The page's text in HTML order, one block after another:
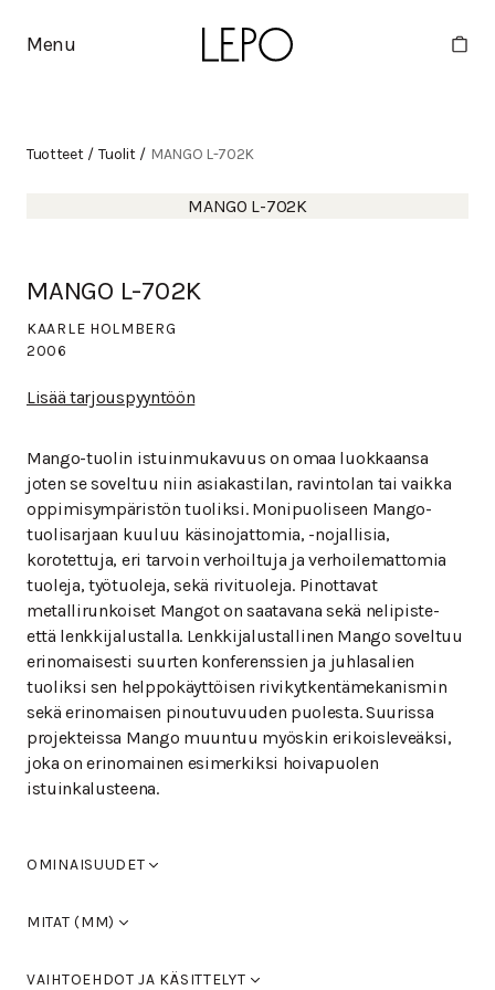
Menu
Tuotteet / Tuolit / MANGO L-702K
MANGO L-702K
MANGO L-702K
KAARLE HOLMBERG
2006
Lisää tarjouspyyntöön
Mango-tuolin istuinmukavuus on omaa luokkaansa
joten se soveltuu niin asiakastilan, ravintolan tai vaikka
oppimisympäristön tuoliksi. Monipuoliseen Mango-
tuolisarjaan kuuluu käsinojattomia, -nojallisia,
korotettuja, eri tarvoin verhoiltuja ja verhoilemattomia
tuoleja, työtuoleja, sekä rivituoleja. Pinottavat
metallirunkoiset Mangot on saatavana sekä nelipiste-
että lenkkijalustalla. Lenkkijalustallinen Mango soveltuu
erinomaisesti suurten konferenssien ja juhlasalien
tuoliksi sen helppokäyttöisen rivikytkentämekanismin
sekä erinomaisen pinoutuvuuden puolesta. Suurissa
projekteissa Mango muuntuu myöskin erikoisleveäksi,
joka on erinomainen esimerkiksi hoivapuolen
istuinkalusteena.
OMINAISUUDET
MITAT (MM)
VAIHTOEHDOT JA KÄSITTELYT